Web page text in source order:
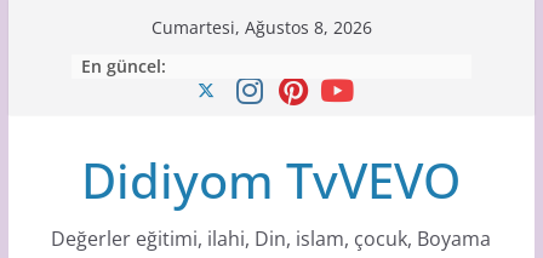
Cumartesi, Ağustos 8, 2026
En güncel:
Didiyom TvVEVO
Değerler eğitimi, ilahi, Din, islam, çocuk, Boyama